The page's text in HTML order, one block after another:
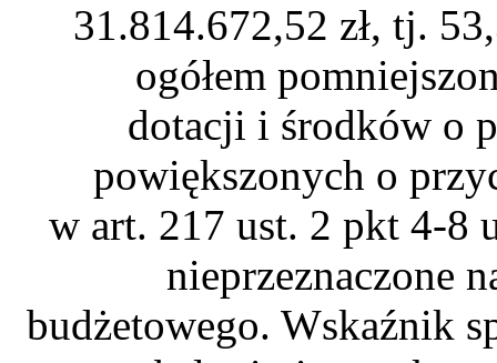
31.814.672,52 zł, tj.
ogółem
dotacji i środków o
powiększonych o
w art. 217 ust. 2 pkt 4-8
nieprzeznaczone
budżetowego. Wskaźnik